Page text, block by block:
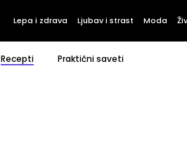
Lepa i zdrava Ljubav i strast Moda
Recepti Praktični saveti